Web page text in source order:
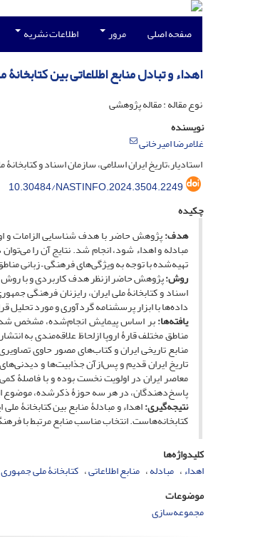
صفحه اصلی مرور اطلاعات نشریه
اهداء و تبادل منابع اطلاعاتی بین
نوع مقاله : مقاله پژوهشی
نویسنده
غلامرضا امیرخانی
استادیار،تاریخ ایران اسلامی، سازمان اسناد و کتابخانۀ
10.30484/NASTINFO.2024.3504.2249
چکیده
هدف:پژوهش حاضر با هدف شناسایی الزامات و
مبادله و اهداء شود، انجام شد. نتایج آن را
تهیه­‌شده با توجه به ویژگی‌های فرهنگی – زبانی
روش:پژوهش حاضر ازنظر هدف کاربردی و با
اسناد و کتابخانۀ ملی ایران، رایزنان فرهنگی
داده‌ها با ابزار پرسشنامه گردآوری و مورد تحلیل
یافته‌ها:بر اساس پیمایش انجام‌شده، مشخص شد
مناطق مختلف قارۀ اروپا ازلحاظ علاقه‌مندی به
منابع تاریخی ایران و کتاب‌های مصور حاوی
تاریخ ایران قدیم و پس‌ازآن جذابیت‌ها و
معاصر ایران در اولویت نخست بوده و با فاصلۀ
پاسخ­‌دهندگان، در هر سه حوزۀ ذکرشده، موضوع
نتیجه‌گیری:اهداء و مبادلۀ منابع بین کتابخانۀ
کتابخانه‌هاست. انتخاب مناسب منابع مرتبط با
کلیدواژه‌ها
اهداء مبادله منابع اطلاعاتی کتابخانۀ ملی
موضوعات
مجموعه‌سازی